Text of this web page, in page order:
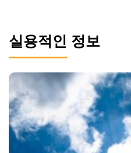
실용적인 정보